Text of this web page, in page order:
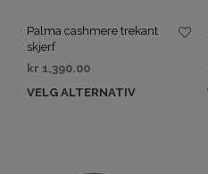
Palma cashmere trekant
skjerf
kr 1,390.00
VELG ALTERNATIV